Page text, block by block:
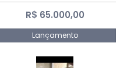
R$ 65.000,00
Lançamento